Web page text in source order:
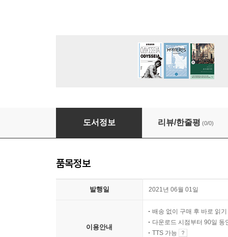
[대여] 초연결시대 인간-미디어-문화
도서정보 리뷰/한줄평 (0/0)
품목정보
발행일 2021년 06월 01일
이용안내
배송 없이 구매 후 바로 읽기
다운로드 시점부터 90일 동
TTS 가능